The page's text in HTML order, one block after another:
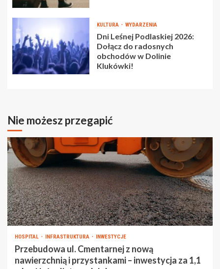
KULTURA WYDARZENIA
Dni Leśnej Podlaskiej 2026:
Dołącz do radosnych
obchodów w Dolinie
Klukówki!
Nie możesz przegapić
HOSPITAL INFRASTRUKTURA INWESTYCJE
Przebudowa ul. Cmentarnej z nową
nawierzchnią i przystankami – inwestycja za 1,1